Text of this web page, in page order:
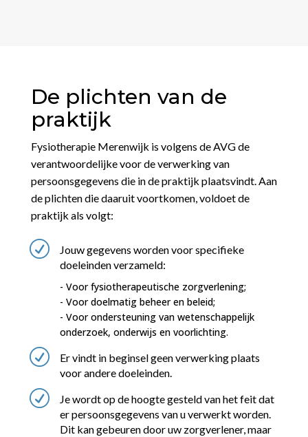
De plichten van de
praktijk
Fysiotherapie Merenwijk is volgens de AVG de
verantwoordelijke voor de verwerking van
persoonsgegevens die in de praktijk plaatsvindt. Aan
de plichten die daaruit voortkomen, voldoet de
praktijk als volgt:
R
Jouw gegevens worden voor specifieke
doeleinden verzameld:
- Voor fysiotherapeutische zorgverlening;
- Voor doelmatig beheer en beleid;
- Voor ondersteuning van wetenschappelijk
onderzoek, onderwijs en voorlichting.
R
Er vindt in beginsel geen verwerking plaats
voor andere doeleinden.
R
Je wordt op de hoogte gesteld van het feit dat
er persoonsgegevens van u verwerkt worden.
Dit kan gebeuren door uw zorgverlener, maar